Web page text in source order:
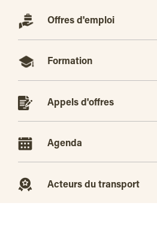
Offres d'emploi
Formation
Appels d'offres
Agenda
Acteurs du transport